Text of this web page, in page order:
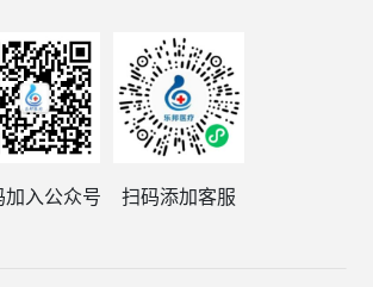
加入公众号 扫码添加客服